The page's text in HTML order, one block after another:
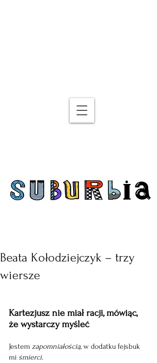
Beata Kołodziejczyk – trzy
wiersze
Kartezjusz nie miał racji, mówiąc,
że wystarczy myśleć
Jestem zapomniałością, w dodatku fejsbuk
mi śmierci.